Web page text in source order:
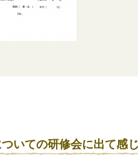
いての研修会に出て感